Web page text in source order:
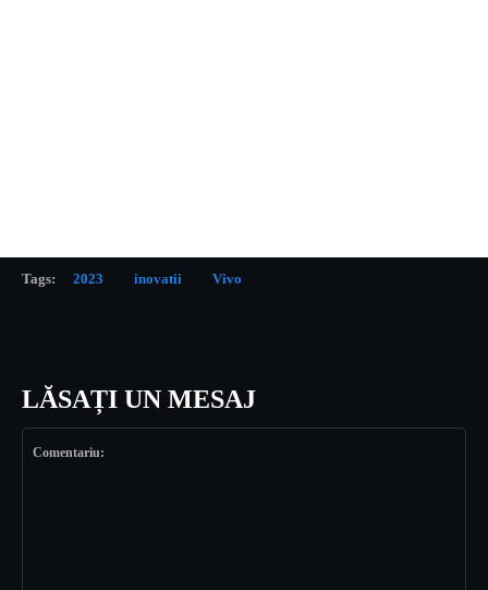
Tags: 2023 inovatii Vivo
LĂSAȚI UN MESAJ